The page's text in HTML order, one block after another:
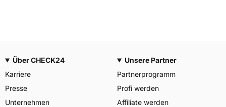
Über CHECK24
Karriere
Presse
Unternehmen
Unsere Partner
Partnerprogramm
Profi werden
Affiliate werden